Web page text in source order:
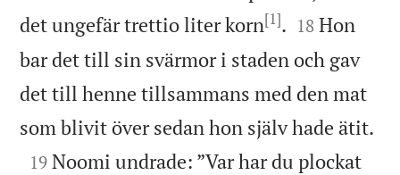
det ungefär trettio liter korn[1]. 

18 Hon
bar det till sin svärmor i staden och gav
det till henne tillsammans med den mat
som blivit över sedan hon själv hade ätit.

19 Noomi undrade: ”Var har du plockat